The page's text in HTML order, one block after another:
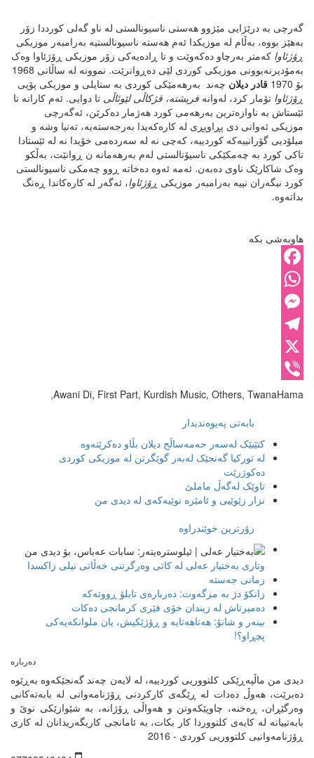
گەرچی بە درێژایی مێژوو هەستی ناسیونالستی لە ناو گەلی کورددا زۆر
بەهێز بووە، بەڵام لە موزیکدا ئەم هەستە ناسیونالستیە بەرامبەر موزیکی
ڕۆژئاوا کەمتر بەرچاو دەکەوێت و تا ڕادەیەکی زۆر موزیکی ڕۆژئاوا وەک
بەمۆدیرنەبوونی موزیکی کوردی لێی دەڕوانرێت. نموونە لە ساڵانی 1968
بۆ 1970
قادر دیلان چەند بەرهەمێکی کوردی بە ستایلی و موزیکی پۆپی
ڕۆژئاوا تۆمار کرد، لەوانە فریشتە، قژکاڵی لێوئاڵی تا دوایی. ئەم کارانە تا
ئێستاش بە ناوازەترین بەرهەمی کورد هەژمار دەکرێن، ئەگەرچی
موزیکی ئەوانی دی پڕاوپڕی لە کارەکەیدا بەرجەستەیە، تەنیا وشە و
میلۆدیی گۆرانییەکە کوردییە، کەچی نە لە سەردەمی خۆیدا نە لە ئێستادا
تاکی کورد بە چەمکێکی ناسیۆنالستی لەم بەرهەمانە ن ڕوانێت، بەڵکو
وەک شاکارێک ناوی دەبەن. ئەمە ئەوە دەخاتە ڕوو چەمکی ناسیونالستی
کورد نیگەران نییە بەرامبەر موزیکی ڕۆژئاوا، ئەگەر لە کارەکاندا ڕەنگ
بداتەوە.
هاوبەشی بکە
Facebook
WhatsApp
Messenger
Telegram
X
Viber
Awani Di, First Part, Kurdish Music, Others, TwanaHama,
بابەتی پەیوەندیدار
کتێبێک لەسەر حەمەساڵح دیلان بڵاو دەکرێتەوە
لە تورکیا گەنجێک لەبەر گوێگرتن له موزیکی کوردی
دەکوژرێت
تاوێک لەگەڵ ماملێ
نزار زێوێیی و ئامێرە نوێیەکەی لە دیدی من
زۆرترین خوێندراوە
وتاری بەختیار عەلی لە کاتی وەرگرتنی خەڵاتی نیلی زاکسدا
زمانی جەستە
زانکۆ دژ بە مزگەوت: دەربارەى تابلۆ ڕووتەکە
ده‌میرتاش له‌ زیندان خۆی فێری كرمانجی ده‌كات
بینەر و شانۆ: هەتاھەتایە و ڕۆژێکیش، یان ملوانکەیەکی
پچڕاو؟!
دیدی من ماڵپەڕێکی کلتووریی کوردییە، لە لایەن چەند گەنجێكه‌وه‌ بەڕێوە
دەبرێت، هەوڵ دەدات لە ڕێگەی کارکردنی ڕۆژنامەوانی لە بابەتەکانی
وەرگێڕان، ڕەخنە، چاوپێکەوتن و هەواڵی ڕۆژانە، بە شێوازێکی نوێ و
بابەتییانە لە کایەی کلتووردا کار بکات، بە ئامانجی کاریگەریدانان لە کاری
ڕۆژنامەوانیی کلتووریی کوردی - 2016